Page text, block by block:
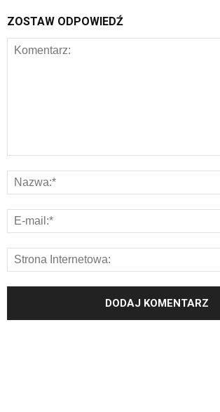
ZOSTAW ODPOWIEDŹ